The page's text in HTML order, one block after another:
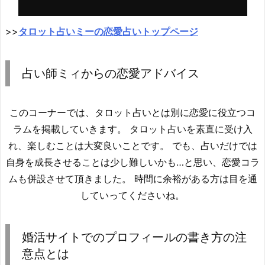
>>タロット占いミーの恋愛占いトップページ
占い師ミィからの恋愛アドバイス
このコーナーでは、タロット占いとは別に恋愛に役立つコ
ラムを掲載していきます。 タロット占いを素直に受け入
れ、楽しむことは大変良いことです。 でも、占いだけでは
自身を成長させることは少し難しいかも…と思い、恋愛コラ
ムも併設させて頂きました。 時間に余裕がある方は目を通
していってくださいね。
婚活サイトでのプロフィールの書き方の注
意点とは